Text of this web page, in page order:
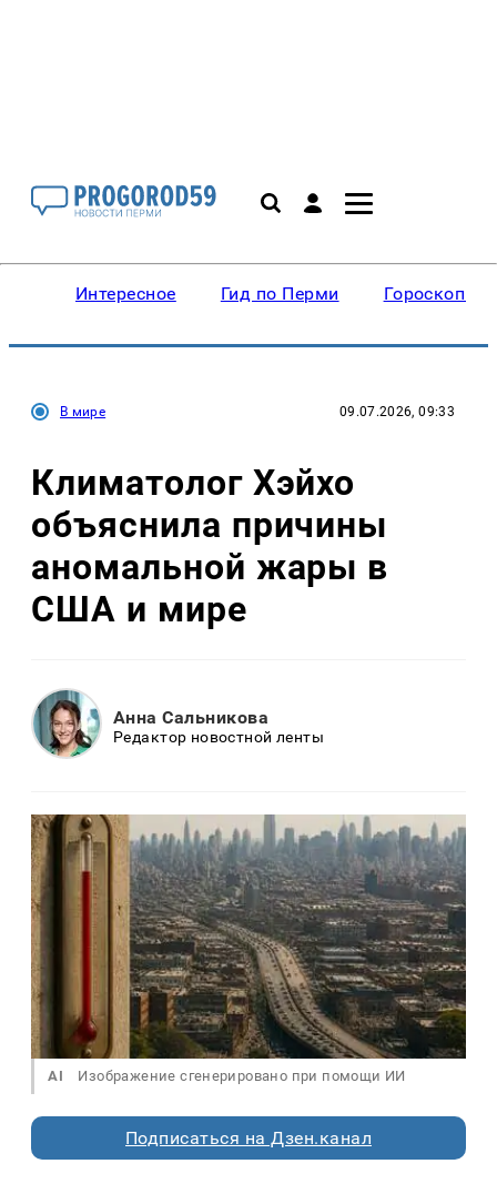
Интересное Гид по Перми Гороскопы
В мире 09.07.2026, 09:33
Климатолог Хэйхо
объяснила причины
аномальной жары в
США и мире
Анна Сальникова
Редактор новостной ленты
AI Изображение сгенерировано при помощи ИИ
Подписаться на Дзен.канал